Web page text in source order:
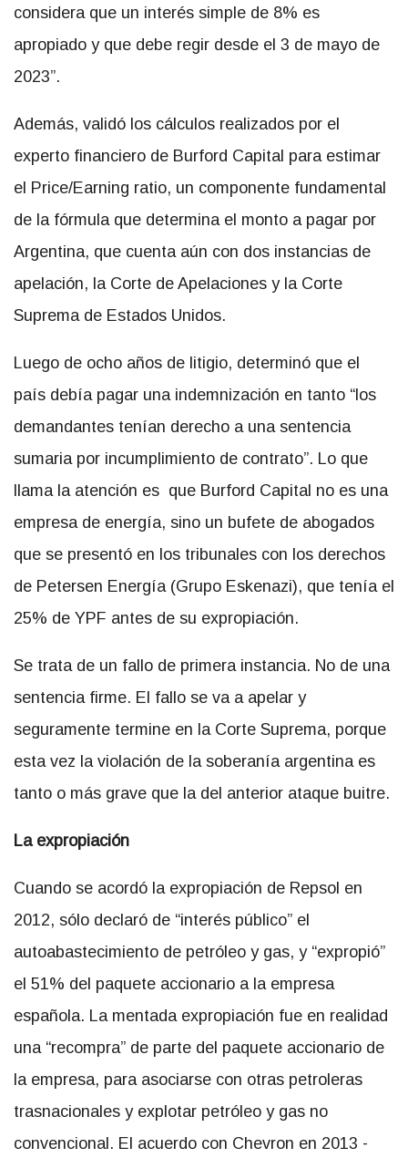
considera que un interés simple de 8% es
apropiado y que debe regir desde el 3 de mayo de
2023”.
Además, validó los cálculos realizados por el
experto financiero de Burford Capital para estimar
el Price/Earning ratio, un componente fundamental
de la fórmula que determina el monto a pagar por
Argentina, que cuenta aún con dos instancias de
apelación, la Corte de Apelaciones y la Corte
Suprema de Estados Unidos.
Luego de ocho años de litigio, determinó que el
país debía pagar una indemnización en tanto “los
demandantes tenían derecho a una sentencia
sumaria por incumplimiento de contrato”. Lo que
llama la atención es que Burford Capital no es una
empresa de energía, sino un bufete de abogados
que se presentó en los tribunales con los derechos
de Petersen Energía (Grupo Eskenazi), que tenía el
25% de YPF antes de su expropiación.
Se trata de un fallo de primera instancia. No de una
sentencia firme. El fallo se va a apelar y
seguramente termine en la Corte Suprema, porque
esta vez la violación de la soberanía argentina es
tanto o más grave que la del anterior ataque buitre.
La expropiación
Cuando se acordó la expropiación de Repsol en
2012, sólo declaró de “interés público” el
autoabastecimiento de petróleo y gas, y “expropió”
el 51% del paquete accionario a la empresa
española. La mentada expropiación fue en realidad
una “recompra” de parte del paquete accionario de
la empresa, para asociarse con otras petroleras
trasnacionales y explotar petróleo y gas no
convencional. El acuerdo con Chevron en 2013 -